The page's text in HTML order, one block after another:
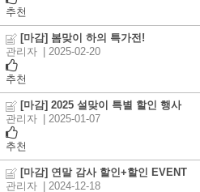
추천
[마감] 봄맞이 하의 특가전!
관리자
| 2025-02-20
추천
[마감] 2025 설맞이 특별 할인 행사
관리자
| 2025-01-07
추천
[마감] 연말 감사 할인+할인 EVENT
관리자
| 2024-12-18